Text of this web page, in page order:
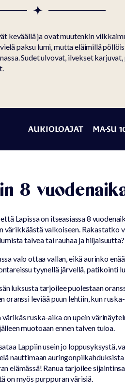
keväällä ja ovat muutenkin
paksu lumi, mutta eläimillä
Sudet ulvovat, ilvekset
AUKIOLOAJAT MA-SU
8
Lapissa on itseasiassa 8
värikkäästä valkoiseen. Rakastatko
talvea tai rauhaa ja
valo ottaa vallan, eikä aurinko
tyynellä järvellä, patikointi
luksusta tarjoilee puolestaan
oranssi leviää puun lehtiin, kun
värikäs ruska-aika on upein
muotoaan ennen talven tuloa.
Lappiin usein jo loppusyksystä,
nauttimaan
elämässä! Ranua tarjoilee
on myös purppuran värisiä.